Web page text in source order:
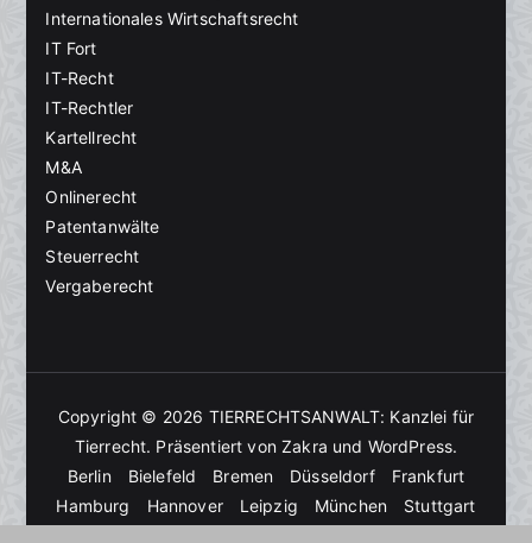
Internationales Wirtschaftsrecht
IT Fort
IT-Recht
IT-Rechtler
Kartellrecht
M&A
Onlinerecht
Patentanwälte
Steuerrecht
Vergaberecht
Copyright © 2026 TIERRECHTSANWALT: Kanzlei für
Tierrecht. Präsentiert vonZakra und WordPress.
Berlin
Bielefeld Bremen Düsseldorf
Frankfurt
Hamburg
Hannover Leipzig München Stuttgart